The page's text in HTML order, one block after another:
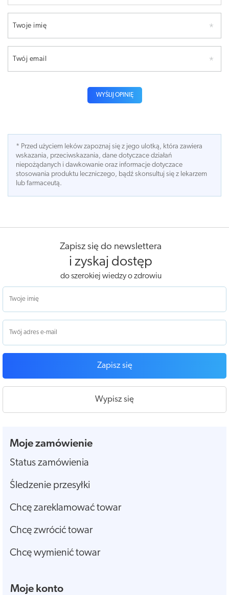
Twoje imię
Twój email
WYŚLIJ OPINIĘ
* Przed użyciem leków zapoznaj się z jego ulotką, która zawiera
wskazania, przeciwskazania, dane dotyczace działań
niepożądanych i dawkowanie oraz informacje dotyczace
stosowania produktu leczniczego, bądź skonsultuj się z lekarzem
lub farmaceutą.
Zapisz się do newslettera
i zyskaj dostęp
do szerokiej wiedzy o zdrowiu
Zapisz się
Wypisz się
Moje zamówienie
Status zamówienia
Śledzenie przesyłki
Chcę zareklamować towar
Chcę zwrócić towar
Chcę wymienić towar
Moje konto